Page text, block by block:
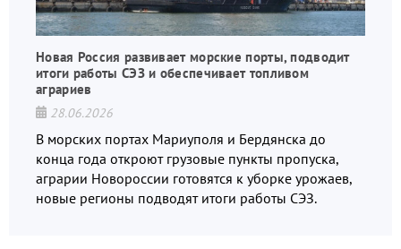
Новая Россия развивает морские порты, подводит
итоги работы СЭЗ и обеспечивает топливом
аграриев
28.06.2026
В морских портах Мариуполя и Бердянска до
конца года откроют грузовые пункты пропуска,
аграрии Новороссии готовятся к уборке урожаев,
новые регионы подводят итоги работы СЭЗ.